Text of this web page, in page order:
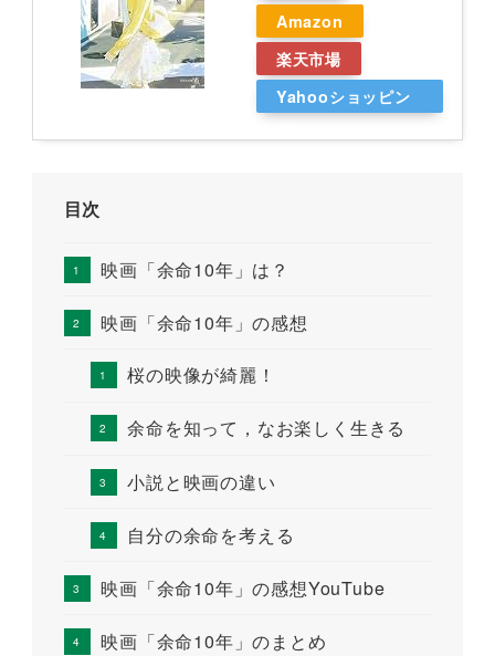
Amazon
楽天市場
Yahooショッピン
目次
映画「余命10年」は？
映画「余命10年」の感想
桜の映像が綺麗！
余命を知って，なお楽しく生きる
小説と映画の違い
自分の余命を考える
映画「余命10年」の感想YouTube
映画「余命10年」のまとめ